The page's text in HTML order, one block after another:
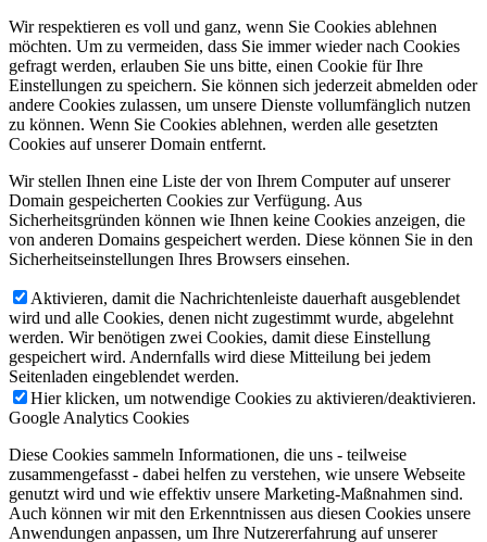
Wir respektieren es voll und ganz, wenn Sie Cookies ablehnen
möchten. Um zu vermeiden, dass Sie immer wieder nach Cookies
gefragt werden, erlauben Sie uns bitte, einen Cookie für Ihre
Einstellungen zu speichern. Sie können sich jederzeit abmelden oder
andere Cookies zulassen, um unsere Dienste vollumfänglich nutzen
zu können. Wenn Sie Cookies ablehnen, werden alle gesetzten
Cookies auf unserer Domain entfernt.
Wir stellen Ihnen eine Liste der von Ihrem Computer auf unserer
Domain gespeicherten Cookies zur Verfügung. Aus
Sicherheitsgründen können wie Ihnen keine Cookies anzeigen, die
von anderen Domains gespeichert werden. Diese können Sie in den
Sicherheitseinstellungen Ihres Browsers einsehen.
Aktivieren, damit die Nachrichtenleiste dauerhaft ausgeblendet
wird und alle Cookies, denen nicht zugestimmt wurde, abgelehnt
werden. Wir benötigen zwei Cookies, damit diese Einstellung
gespeichert wird. Andernfalls wird diese Mitteilung bei jedem
Seitenladen eingeblendet werden.
Hier klicken, um notwendige Cookies zu aktivieren/deaktivieren.
Google Analytics Cookies
Diese Cookies sammeln Informationen, die uns - teilweise
zusammengefasst - dabei helfen zu verstehen, wie unsere Webseite
genutzt wird und wie effektiv unsere Marketing-Maßnahmen sind.
Auch können wir mit den Erkenntnissen aus diesen Cookies unsere
Anwendungen anpassen, um Ihre Nutzererfahrung auf unserer